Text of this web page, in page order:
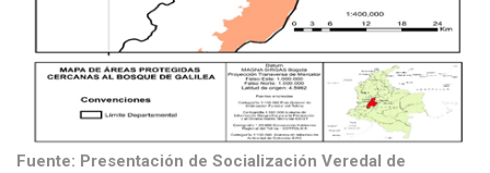
Fuente: Presentación de Socialización Veredal de